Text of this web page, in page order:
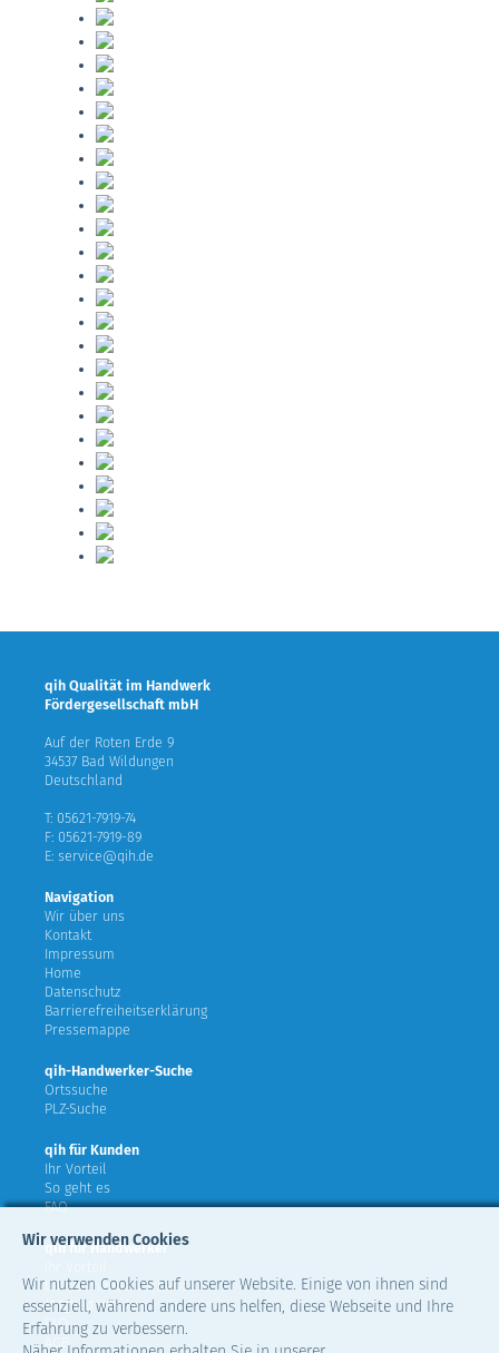
Wir verwenden Cookies
Wir nutzen Cookies auf unserer Website. Einige von ihnen sind
essenziell, während andere uns helfen, diese Webseite und Ihre
Erfahrung zu verbessern.
qih Qualität im Handwerk
Fördergesellschaft mbH
Auf der Roten Erde 9
34537 Bad Wildungen
Deutschland
T: 05621-7919-74
F: 05621-7919-89
E: service@qih.de
Navigation
Wir über uns
Kontakt
Impressum
Home
Datenschutz
Barrierefreiheitserklärung
Pressemappe
qih-Handwerker-Suche
Ortssuche
PLZ-Suche
qih für Kunden
Ihr Vorteil
So geht es
FAQ
qih für Handwerker
teilnehmende Verbände
Mitglied werden
FAQ
AGB